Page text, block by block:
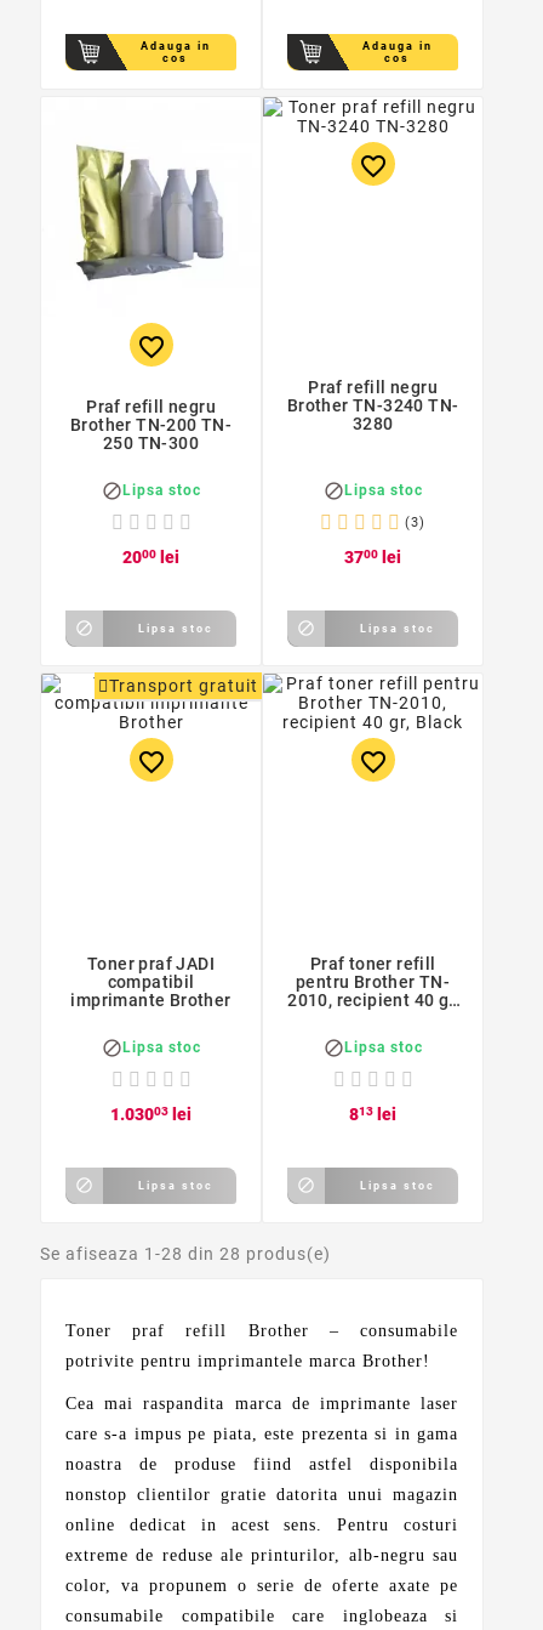
Adauga in
cos
Adauga in
cos
favorite_border
Praf refill negru
Brother TN-200 TN-
250 TN-300
Lipsa stoc
2000 lei
 Lipsa stoc
favorite_border
Praf refill negru
Brother TN-3240 TN-
3280
Lipsa stoc
(3)
3700 lei
 Lipsa stoc
Transport gratuit
favorite_border
Toner praf JADI
compatibil
imprimante Brother
Lipsa stoc
1.03003 lei
 Lipsa stoc
favorite_border
Praf toner refill
pentru Brother TN-
2010, recipient 40 gr,
Lipsa stoc
813 lei
 Lipsa stoc
Se afiseaza 1-28 din 28 produs(e)
Toner praf refill Brother – consumabile
potrivite pentru imprimantele marca Brother!
Cea mai raspandita marca de imprimante laser
care s-a impus pe piata, este prezenta si in gama
noastra de produse fiind astfel disponibila
nonstop clientilor gratie datorita unui magazin
online dedicat in acest sens. Pentru costuri
extreme de reduse ale printurilor, alb-negru sau
color, va propunem o serie de oferte axate pe
consumabile compatibile care inglobeaza si